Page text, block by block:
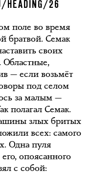
HEADING/26
поле во время
братвой. Семак
своих
Областные,
— если возьмёт
под селом
за малым —
полагал Семак.
злых бритых
всех: самого
Одна пуля
опоясанного
с собой: